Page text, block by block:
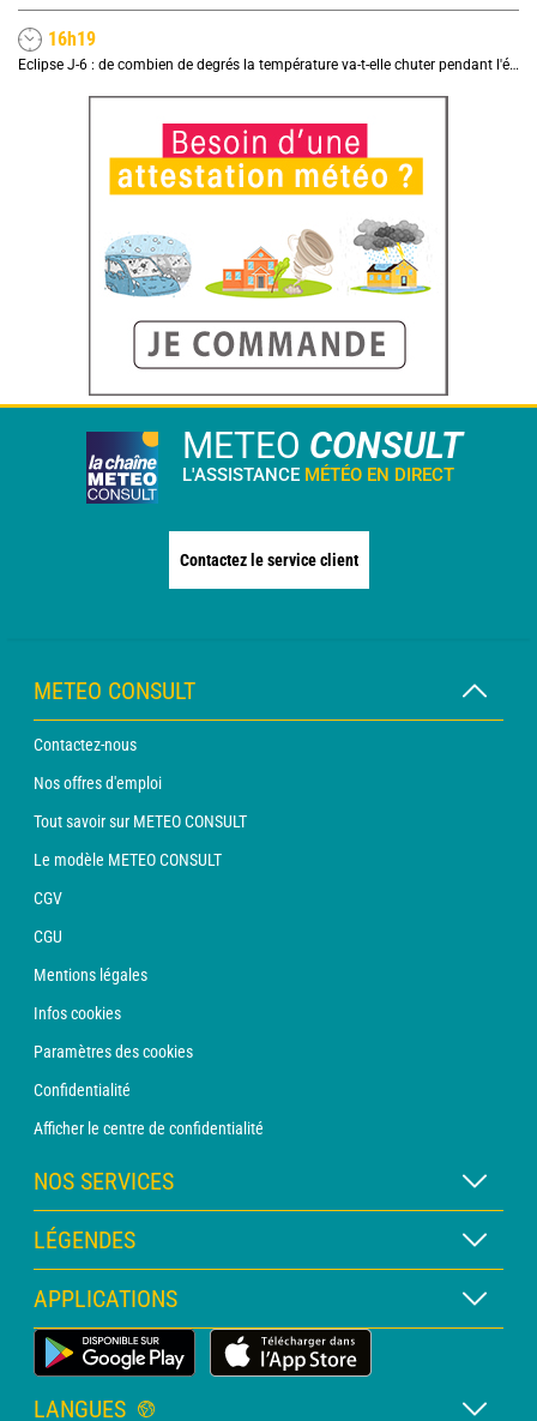
16h19
Eclipse J-6 : de combien de degrés la température va-t-elle chuter pendant l'éclipse du 12 août ?
METEO CONSULT
L'ASSISTANCE MÉTÉO EN DIRECT
Contactez le service client
METEO CONSULT
Contactez-nous
Nos offres d'emploi
Tout savoir sur METEO CONSULT
Le modèle METEO CONSULT
CGV
CGU
Mentions légales
Infos cookies
Paramètres des cookies
Confidentialité
Afficher le centre de confidentialité
NOS SERVICES
Abonnement METEO Xpert
Abonnement METEO PRO
Consultation avec un prévisionniste
Bulletin PRO
LÉGENDES
Légende des cartes
Légende des pictogrammes
Glossaire
APPLICATIONS
Application Météo Terrestre
LANGUES